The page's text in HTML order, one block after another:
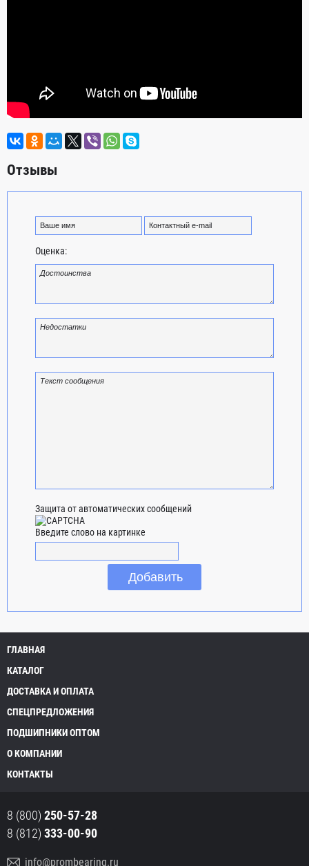
Отзывы
Оценка:
Защита от автоматических сообщений
Введите слово на картинке
ГЛАВНАЯ
КАТАЛОГ
ДОСТАВКА И ОПЛАТА
СПЕЦПРЕДЛОЖЕНИЯ
ПОДШИПНИКИ ОПТОМ
О КОМПАНИИ
КОНТАКТЫ
8 (800) 250-57-28
8 (812) 333-00-90
info@prombearing.ru